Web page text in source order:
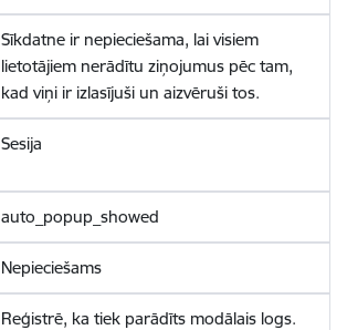
Sīkdatne ir nepieciešama, lai visiem
lietotājiem nerādītu ziņojumus pēc tam,
kad viņi ir izlasījuši un aizvēruši tos.
Sesija
auto_popup_showed
Nepieciešams
Reģistrē, ka tiek parādīts modālais logs.